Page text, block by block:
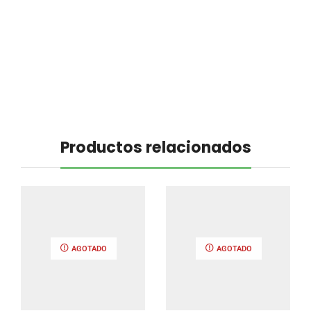
Productos relacionados
AGOTADO AGOTADO